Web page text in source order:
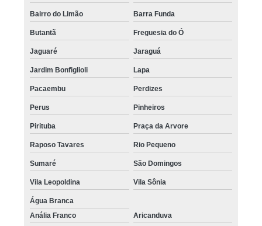
Bairro do Limão Barra Funda
Butantã Freguesia do Ó
Jaguaré Jaraguá
Jardim Bonfiglioli Lapa
Pacaembu Perdizes
Perus Pinheiros
Pirituba Praça da Arvore
Raposo Tavares Rio Pequeno
Sumaré São Domingos
Vila Leopoldina Vila Sônia
Água Branca
Anália Franco
Aricanduva